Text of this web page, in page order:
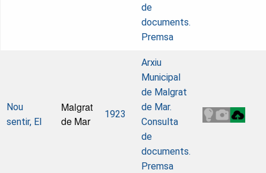
de
documents.
Premsa
Nou
sentir, El
Malgrat
de Mar
1923
Arxiu
Municipal
de Malgrat
de Mar.
Consulta
de
documents.
Premsa